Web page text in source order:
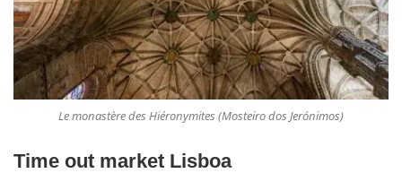
Le monastère des Hiéronymites (Mosteiro dos Jerónimos)
Time out market Lisboa